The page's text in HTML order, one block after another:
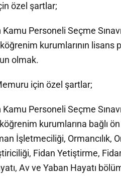
özel şartlar;
Kamu Personeli Seçme
kurumlarının
olmak.
için özel şartlar;
Kamu Personeli Seçme
kurumlarına bağlı
İşletmeciliği, Ormancılık,
Fidan Yetiştirme,
Av ve Yaban Hayatı